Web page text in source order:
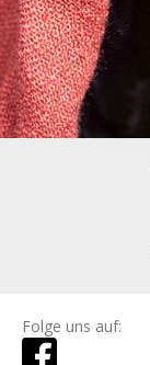
Folge uns auf: